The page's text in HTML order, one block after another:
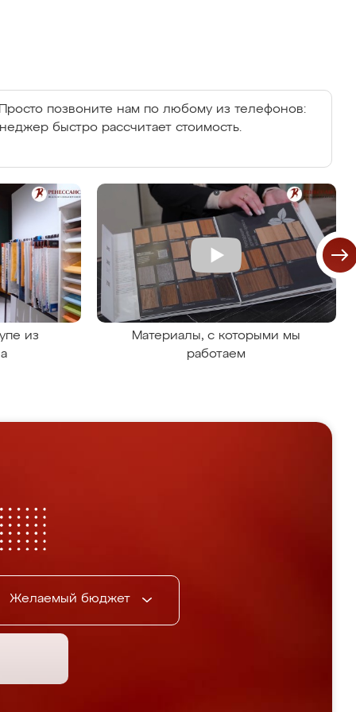
позвоните нам по любому из телефонов:
быстро рассчитает стоимость.
из
Материалы, с которыми мы
работаем
Желаемый бюджет